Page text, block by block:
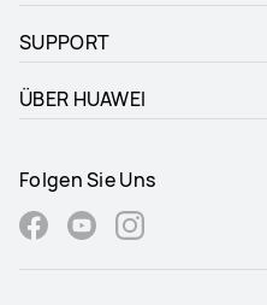
SUPPORT
ÜBER HUAWEI
Folgen Sie Uns